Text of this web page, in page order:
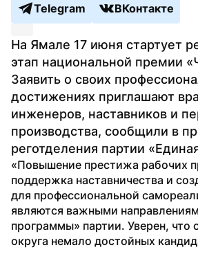
Telegram
ВКонтакте
На Ямале 17 июня стартует
этап национальной премии
Заявить о своих
достижениях приглашают
инженеров, наставников и
производства, сообщили в
реготделения партии
«Повышение престижа рабочих
поддержка наставничества и
для профессиональной
являются важными
программы» партии. Уверен, что
округа немало достойных